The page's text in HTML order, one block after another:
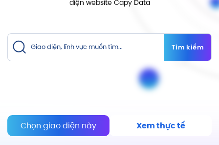
diện website Capy Data
Tìm kiếm
Chọn giao diện này Xem thực tế